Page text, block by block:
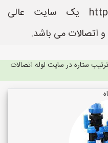
https://www.LooleEtesalat.ir یک سایت عالی
اتصالات می باشد.
ستاره در سایت لوله اتصالات